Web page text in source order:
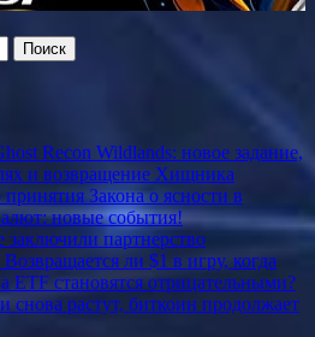
Recon Wildlands: новое задание,
и возвращение Хищника
Закона о ясности в
новые события!
заключили партнерство
ли $1 в игру, когда
ETF становятся отрицательными?
снова растут, биткоин продолжает